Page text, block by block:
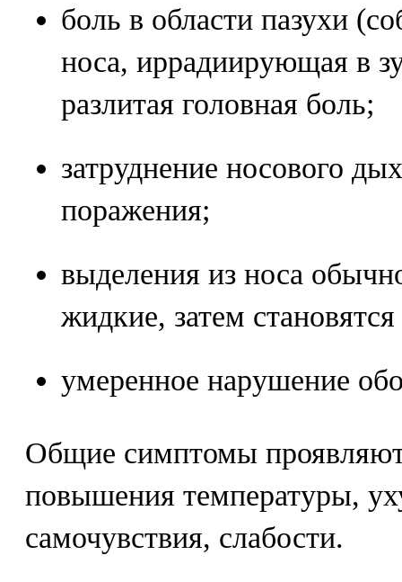
боль в области пазухи
носа, иррадиирующая в
разлитая головная боль;
затруднение носового
поражения;
выделения из носа
жидкие, затем
умеренное нарушение
Общие симптомы
повышения температуры,
самочувствия, слабости.